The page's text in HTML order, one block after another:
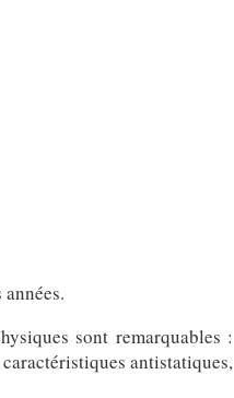
sont remarquables :
antistatiques,